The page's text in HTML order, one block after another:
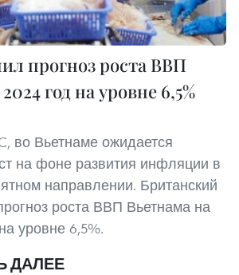
прогноз роста ВВП
год на уровне 6,5%
во Вьетнаме ожидается
на фоне развития инфляции в
направлении. Британский
роста ВВП Вьетнама на
уровне 6,5%.
ДАЛЕЕ